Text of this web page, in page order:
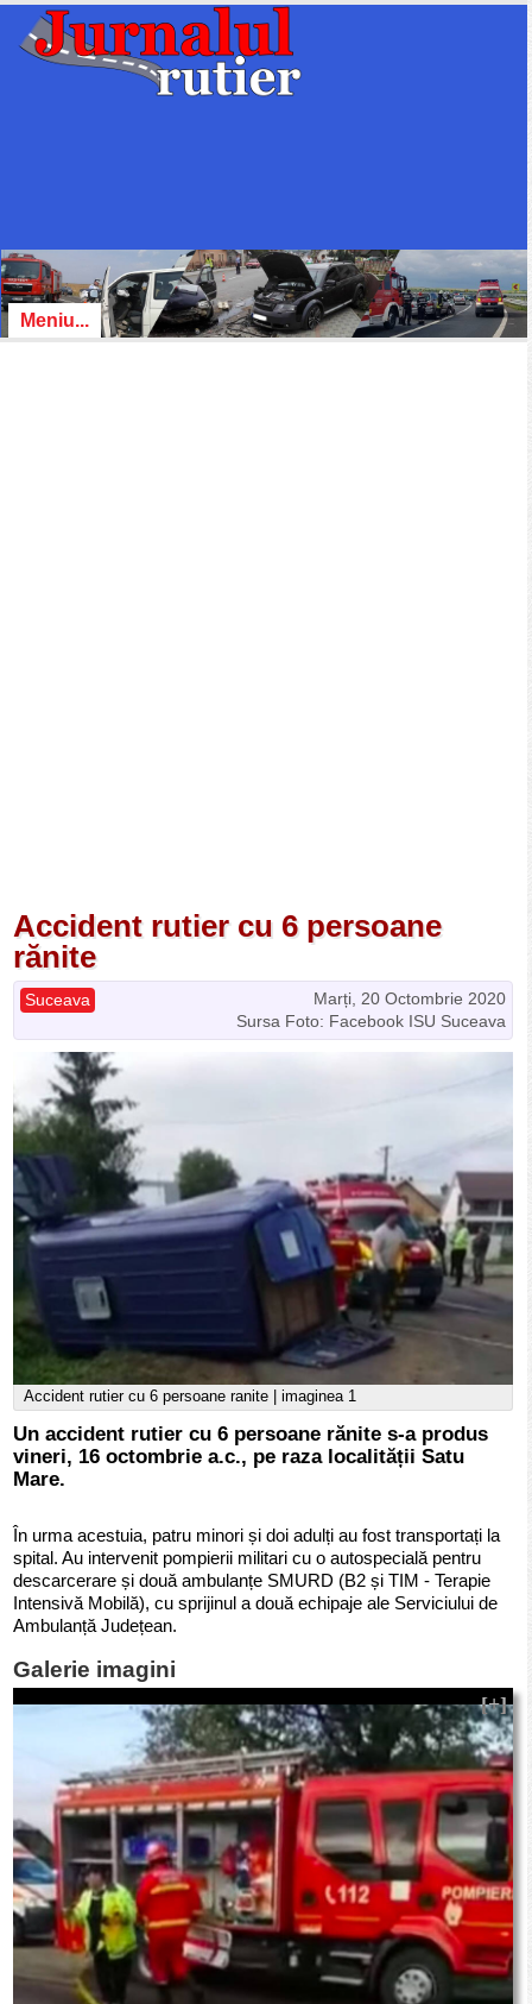
Meniu...
Accident rutier cu 6 persoane
rănite
Marți, 20 Octombrie 2020
Suceava
Sursa Foto: Facebook ISU Suceava
Accident rutier cu 6 persoane ranite | imaginea 1
Un accident rutier cu 6 persoane rănite s-a produs
vineri, 16 octombrie a.c., pe raza localității Satu
Mare.
În urma acestuia, patru minori și doi adulți au fost transportați la
spital. Au intervenit pompierii militari cu o autospecială pentru
descarcerare și două ambulanțe SMURD (B2 și TIM - Terapie
Intensivă Mobilă), cu sprijinul a două echipaje ale Serviciului de
Ambulanță Județean.
Galerie imagini